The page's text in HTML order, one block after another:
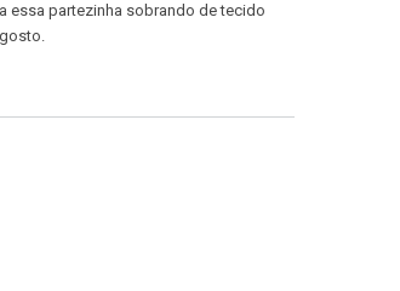
essa partezinha sobrando de tecido